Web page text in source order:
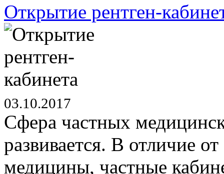
Открытие рентген-
03.10.2017
Сфера частных
развивается. В отличие
медицины, частные